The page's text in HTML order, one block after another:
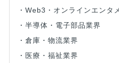
・Web3・オンラインエンタ
・半導体・電子部品業界
・倉庫・物流業界
・医療・福祉業界